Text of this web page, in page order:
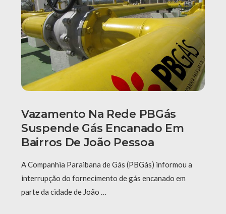
Vazamento Na Rede PBGás
Suspende Gás Encanado Em
Bairros De João Pessoa
A Companhia Paraibana de Gás (PBGás) informou a
interrupção do fornecimento de gás encanado em
parte da cidade de João …